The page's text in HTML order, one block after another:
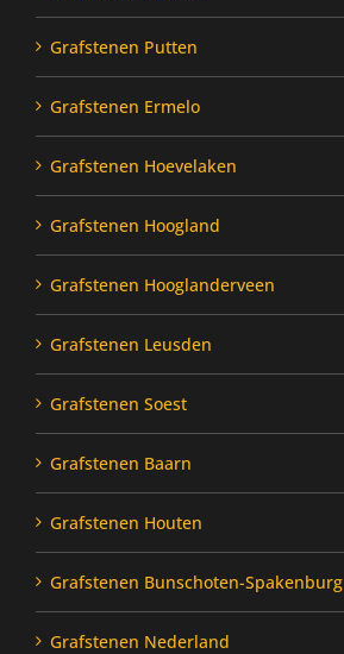
Grafstenen Putten
Grafstenen Ermelo
Grafstenen Hoevelaken
Grafstenen Hoogland
Grafstenen Hooglanderveen
Grafstenen Leusden
Grafstenen Soest
Grafstenen Baarn
Grafstenen Houten
Grafstenen Bunschoten-Spakenburg
Grafstenen Nederland